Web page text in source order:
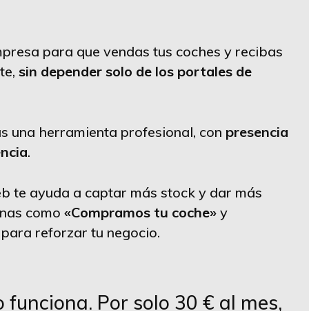
para que vendas tus coches y recibas
sin depender solo de los portales de
una herramienta profesional, con presencia
.
te ayuda a captar más stock y dar más
como«Compramos tu coche» y
reforzar tu negocio.
funciona. Por solo 30 € al mes,